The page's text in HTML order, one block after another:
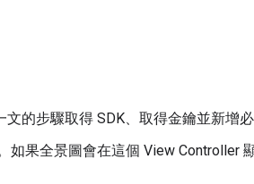
文的步驟取得 SDK、取得金鑰並新增必
如果全景圖會在這個 View Controller